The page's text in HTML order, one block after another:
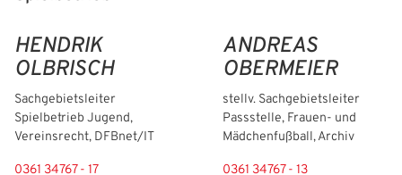
HENDRIK
OLBRISCH
Sachgebietsleiter
Spielbetrieb Jugend,
Vereinsrecht, DFBnet/IT
0361 34767 - 17
ANDREAS
OBERMEIER
stellv. Sachgebietsleiter
Passstelle, Frauen- und
Mädchenfußball, Archiv
0361 34767 - 13